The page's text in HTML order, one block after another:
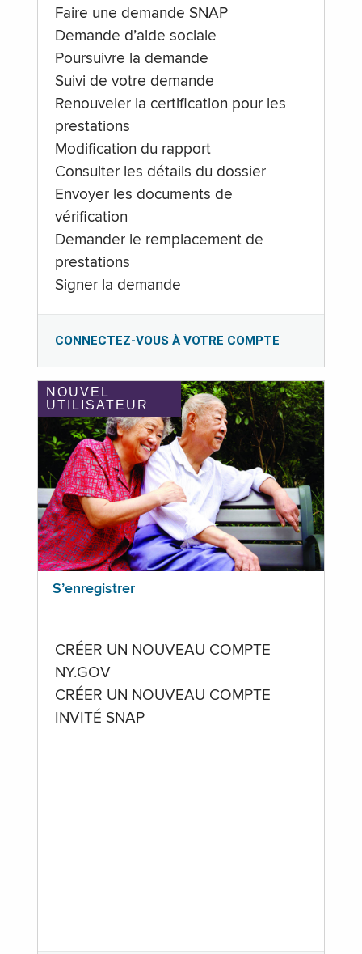
Faire une demande SNAP
Demande d’aide sociale
Poursuivre la demande
Suivi de votre demande
Renouveler la certification pour les
prestations
Modification du rapport
Consulter les détails du dossier
Envoyer les documents de
vérification
Demander le remplacement de
prestations
Signer la demande
CONNECTEZ-VOUS À VOTRE COMPTE
NOUVEL
UTILISATEUR
S’enregistrer
CRÉER UN NOUVEAU COMPTE
NY.GOV
CRÉER UN NOUVEAU COMPTE
INVITÉ SNAP